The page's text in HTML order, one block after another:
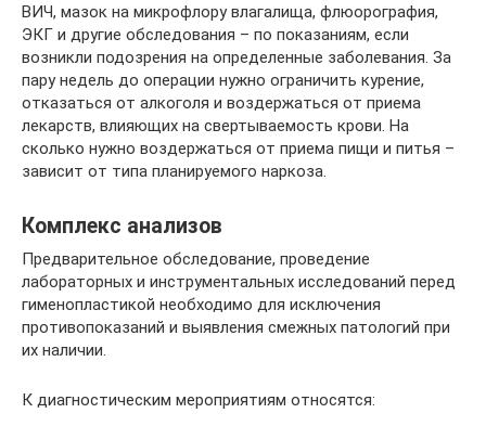
ВИЧ, мазок на микрофлору влагалища, флюорография,
ЭКГ и другие обследования – по показаниям, если
возникли подозрения на определенные заболевания. За
пару недель до операции нужно ограничить курение,
отказаться от алкоголя и воздержаться от приема
лекарств, влияющих на свертываемость крови. На
сколько нужно воздержаться от приема пищи и питья –
зависит от типа планируемого наркоза.
Комплекс анализов
Предварительное обследование, проведение
лабораторных и инструментальных исследований перед
гименопластикой необходимо для исключения
противопоказаний и выявления смежных патологий при
их наличии.
К диагностическим мероприятиям относятся: